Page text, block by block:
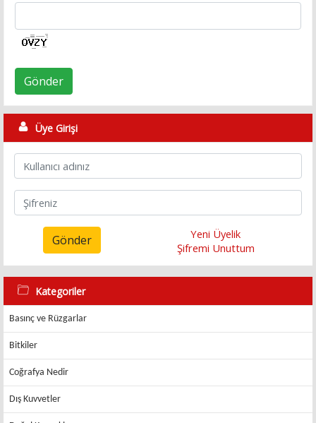
Gönder
Üye Girişi
Gönder
Yeni Üyelik
Şifremi Unuttum
Kategoriler
Basınç ve Rüzgarlar
Bitkiler
Coğrafya Nedir
Dış Kuvvetler